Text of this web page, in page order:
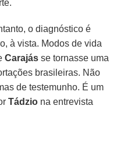
o diagnóstico é
à vista. Modos de vida
Carajás se tornasse uma
brasileiras. Não
de testemunho. É um
Tádzio na entrevista